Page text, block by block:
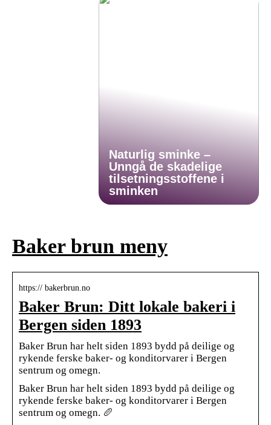
Naturlig sminke –
Unngå de skadelige
tilsetningsstoffene i
sminken
Baker brun meny
https:// bakerbrun.no
Baker Brun: Ditt lokale bakeri i
Bergen siden 1893
Baker Brun har helt siden 1893 bydd på deilige og
rykende ferske baker- og konditorvarer i Bergen
sentrum og omegn.
Baker Brun har helt siden 1893 bydd på deilige og
rykende ferske baker- og konditorvarer i Bergen
sentrum og omegn. 🥖